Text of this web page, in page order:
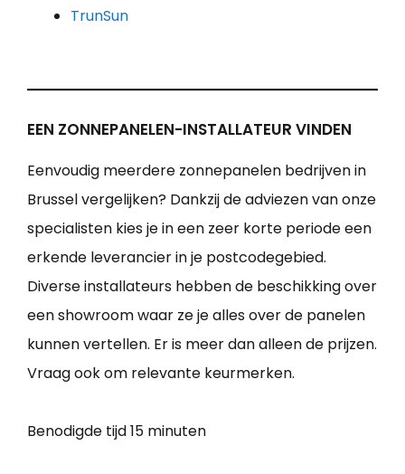
TrunSun
EEN ZONNEPANELEN-INSTALLATEUR VINDEN
Eenvoudig meerdere zonnepanelen bedrijven in
Brussel vergelijken? Dankzij de adviezen van onze
specialisten kies je in een zeer korte periode een
erkende leverancier in je postcodegebied.
Diverse installateurs hebben de beschikking over
een showroom waar ze je alles over de panelen
kunnen vertellen. Er is meer dan alleen de prijzen.
Vraag ook om relevante keurmerken.
Benodigde tijd15 minuten